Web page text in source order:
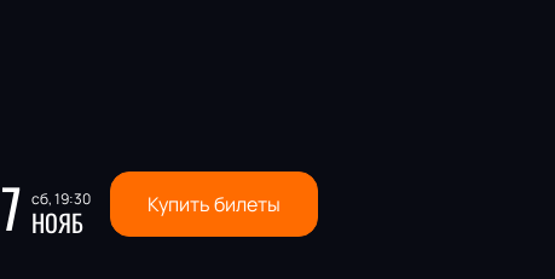
7 сб, 19:30
НОЯБ Купить билеты